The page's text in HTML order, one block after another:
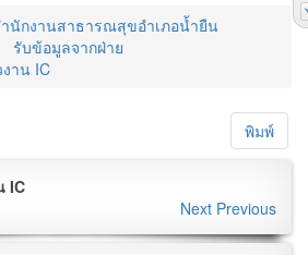
นักงานสาธารณสุขอำเภอน้ำยืน
รับข้อมูลจากฝ่าย
าน IC
พิมพ์
IC
Next Previous